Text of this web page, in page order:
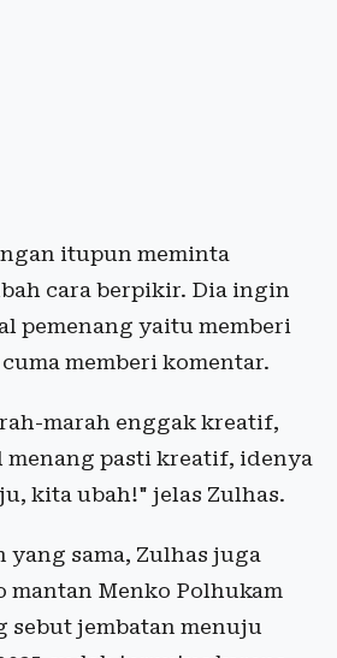
itupun meminta
cara berpikir. Dia ingin
pemenang yaitu memberi
memberi komentar.
marah enggak kreatif,
menang pasti kreatif, idenya
kita ubah!" jelas Zulhas.
yang sama, Zulhas juga
Menko Polhukam
sebut jembatan menuju